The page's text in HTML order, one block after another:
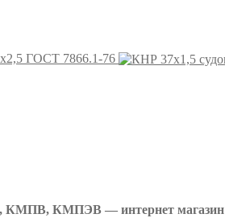
ГОСТ 7866.1-76
КМПЭВ — интернет магазин